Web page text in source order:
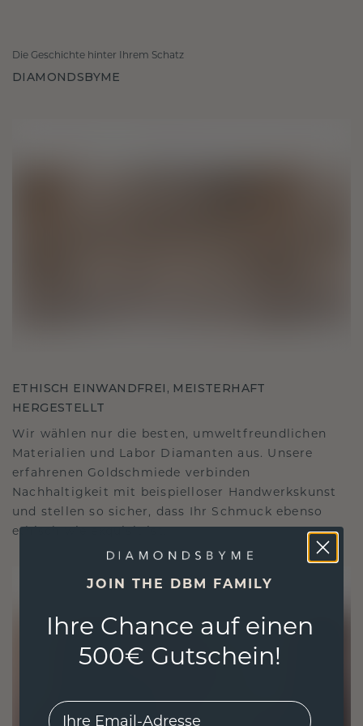
Die Geschichte hinter Ihrem Schatz
DIAMONDSBYME
ETHISCH EINWANDFREI, MEISTERHAFT
HERGESTELLT
Wir wählen nur die besten, umweltfreundlichen
Materialien und Labor Diamanten aus. Unsere
erfahrenen Goldschmiede verbinden
Nachhaltigkeit mit beispielloser Handwerkskunst
und stellen so sicher, dass Ihr Schmuck ebenso
ethisch wie exquisit ist.
JOIN THE DBM FAMILY
Ihre Chance auf einen
500€ Gutschein!
EMail